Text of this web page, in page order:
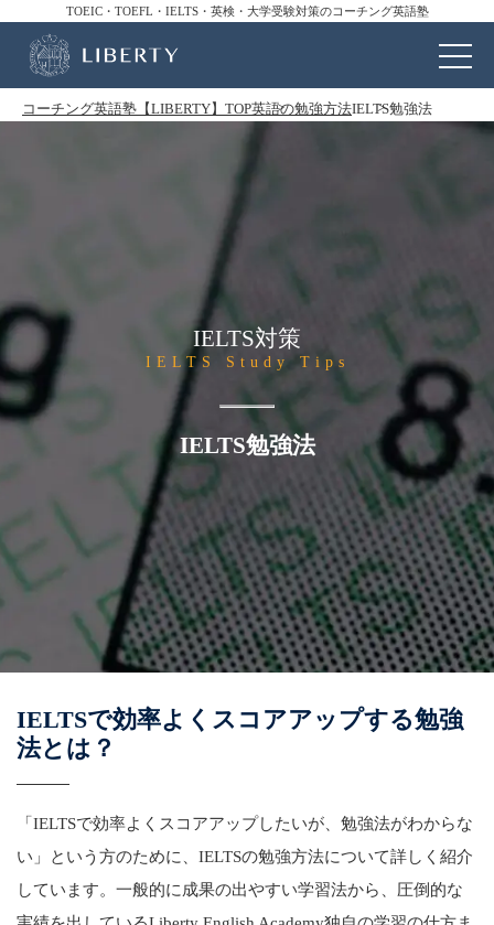
TOEIC・TOEFL・IELTS・英検・大学受験対策のコーチング英語塾
コーチング英語塾【LIBERTY】TOP英語の勉強方法IELTS勉強法
IELTS対策
IELTS Study Tips
IELTS勉強法
IELTSで効率よくスコアアップする勉強
法とは？
「IELTSで効率よくスコアアップしたいが、勉強法がわからな
い」という方のために、IELTSの勉強方法について詳しく紹介
しています。一般的に成果の出やすい学習法から、圧倒的な